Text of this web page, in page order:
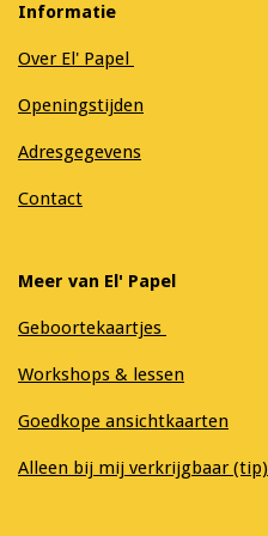
Informatie
Over El' Papel
Openingstijden
Adresgegevens
Contact
Meer van El' Papel
Geboortekaartjes
Workshops & lessen
Goedkope ansichtkaarten
Alleen bij mij verkrijgbaar (tip)